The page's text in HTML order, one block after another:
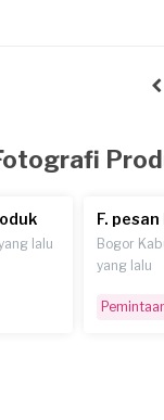
lalu
F.
Bogor
yang lalu